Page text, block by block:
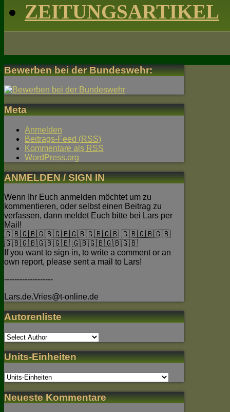
ZEITUNGSARTIKEL
Bewerben bei der Bundeswehr:
Meta
Anmelden
Beitrags-Feed (RSS)
Kommentare als RSS
WordPress.org
ANMELDEN / SIGN IN
Wenn Ihr Euch anmelden möchtet um zu
kommentieren, oder selbst einen Beitrag zu
verfassen, dann meldet Euch bitte bei Lars per
Mail!
🇬🇧🇬🇧🇬🇧🇬🇧🇬🇧🇬🇧🇬🇧 🇬🇧🇬🇧🇬🇧
🇬🇧🇬🇧🇬🇧🇬🇧 🇬🇧🇬🇧🇬🇧🇬🇧
If you want to sign in, to write a comment or an
own report, please sent a mail to Lars!
-------------------
Lars.de.Vries@t-online.de
Autorenliste
Units-Einheiten
Neueste Kommentare